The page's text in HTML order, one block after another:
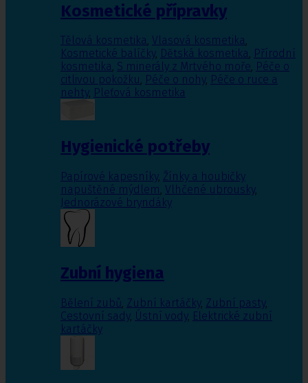
Kosmetické přípravky
Tělová kosmetika, Vlasová kosmetika,
Kosmetické balíčky, Dětská kosmetika, Přírodní
kosmetika, S minerály z Mrtvého moře, Péče o
citlivou pokožku, Péče o nohy, Péče o ruce a
nehty, Pleťová kosmetika
Hygienické potřeby
Papírové kapesníky, Žínky a houbičky
napuštěné mýdlem, Vlhčené ubrousky,
Jednorázové bryndáky
Zubní hygiena
Bělení zubů, Zubní kartáčky, Zubní pasty,
Cestovní sady, Ústní vody, Elektrické zubní
kartáčky